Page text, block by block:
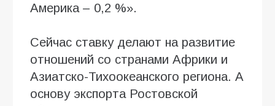
Америка – 0,2 %».
Сейчас ставку делают на развитие
отношений со странами Африки и
Азиатско-Тихоокеанского региона. А
основу экспорта Ростовской